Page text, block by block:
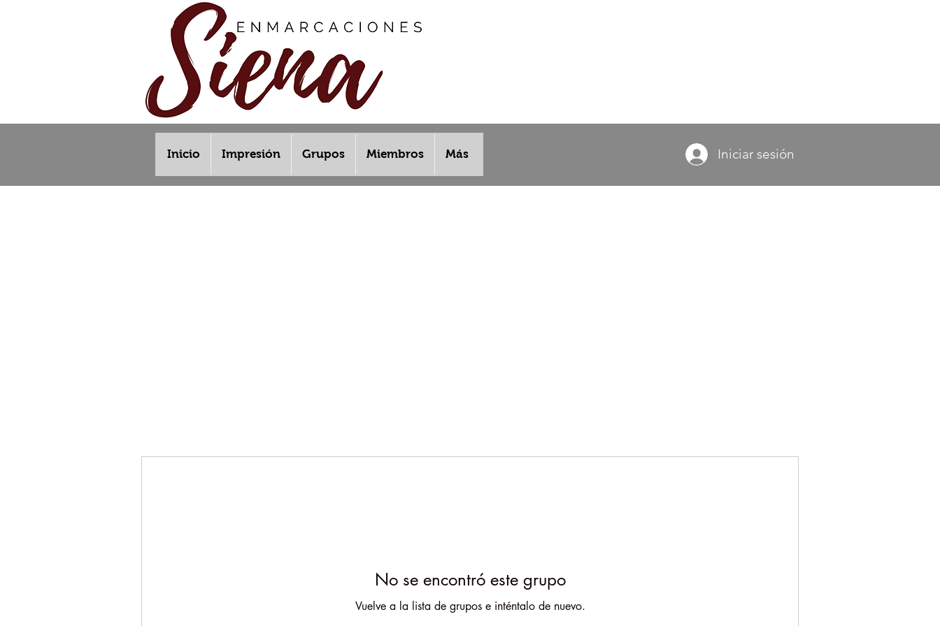
Inicio Impresión Grupos Miembros Más Iniciar sesión
No se encontró este grupo
Vuelve a la lista de grupos e inténtalo de nuevo.